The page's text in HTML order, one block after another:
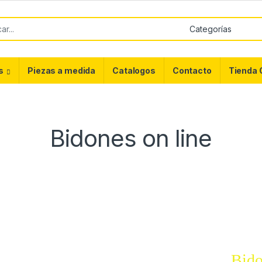
Piezas a medida Catalogos Contacto Tienda
Bidones on line